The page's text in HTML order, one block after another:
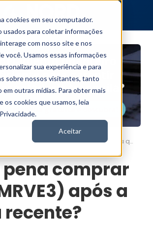
cookies em seu computador.
usados para coletar informações
com nosso site e nos
você. Usamos essas informações
sua experiência e para
sobre nossos visitantes, tanto
outras mídias. Para obter mais
os cookies que usamos, leia
Aceitar
Vale a pena comprar MRV (MRVE3) após a queda recente?
pena comprar
após a